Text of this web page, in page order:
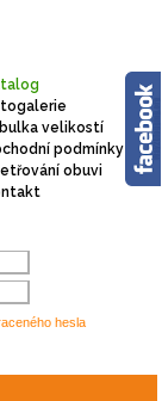
velikostí
podmínky
obuvi